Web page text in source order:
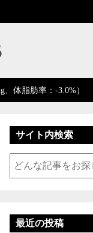
体脂肪率：-3.0%）
サイト内検索
最近の投稿